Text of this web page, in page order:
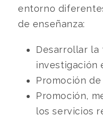
entorno
de enseñanza:
Desarrollar la
investigación
Promoción
Promoción,
los servicios